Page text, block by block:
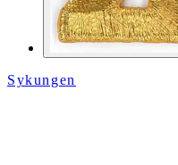
Sykungen